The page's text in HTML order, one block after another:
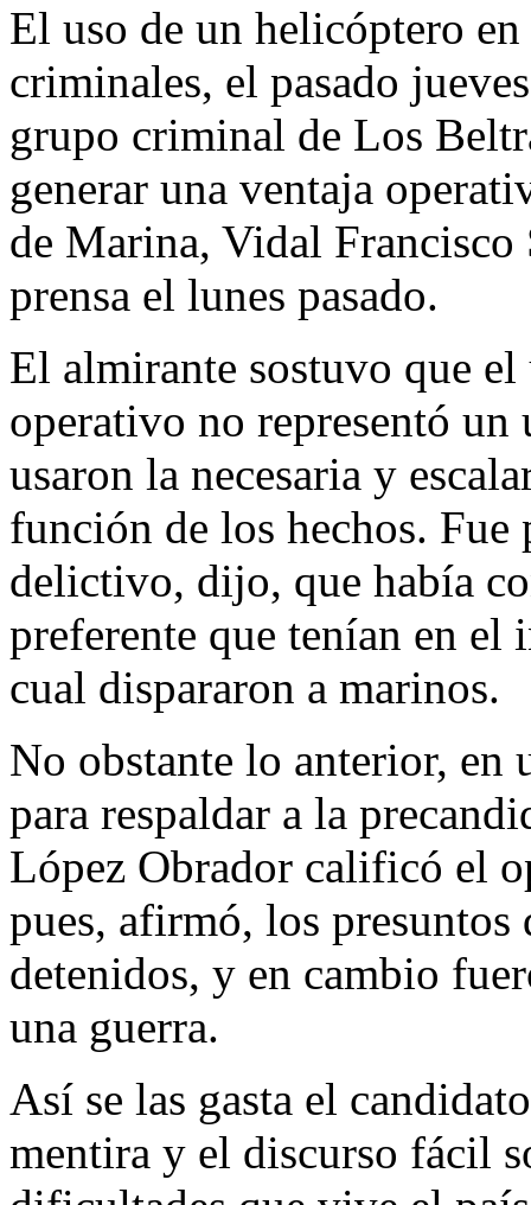
El uso de un helicóptero
criminales, el pasado
grupo criminal de Los
generar una ventaja
de Marina, Vidal Francisco
prensa el lunes pasado.
El almirante sostuvo que
operativo no representó un
usaron la necesaria y
función de los hechos. Fue
delictivo, dijo, que había
preferente que tenían en el
cual dispararon a marinos.
No obstante lo anterior, en
para respaldar a la
López Obrador calificó el
pues, afirmó, los presuntos
detenidos, y en cambio
una guerra.
Así se las gasta el
mentira y el discurso fácil